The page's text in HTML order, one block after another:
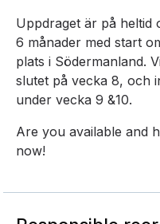
Uppdraget är på heltid
6 månader med start
plats i Södermanland.
slutet på vecka 8, och
under vecka 9 &10.
Are you available and
now!